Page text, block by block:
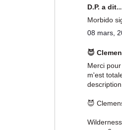
D.P. a
Morbido
08 mars,
😈
Merci
m'est
😈